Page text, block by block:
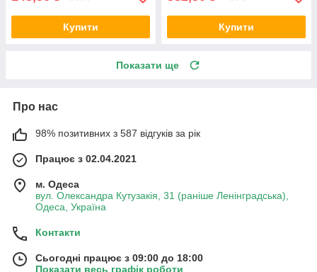
Купити Купити
Показати ще
Про нас
98% позитивних з 587 відгуків за рік
Працює з 02.04.2021
м. Одеса
вул. Олександра Кутузакія, 31 (раніше Ленінградська),
Одеса, Україна
Контакти
Сьогодні працює з 09:00 до 18:00
Показати весь графік роботи